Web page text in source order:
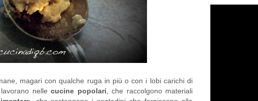
magari con qualche ruga in più o con i lobi carichi di
lavorano nellecucine popolari , che raccolgono materiali